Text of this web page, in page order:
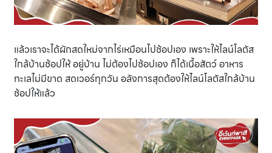
แล้วเราจะได้ผักสดใหม่จากไร่เหมือนไปช้อปเอง เพราะให้ไลน์โลตัส
ใกล้บ้านช้อปให้ อยู่บ้าน ไม่ต้องไปช้อปเอง ก็ได้เนื้อสัตว์ อาหาร
ทะเลไม่มีขาด สดเวอร์ทุกวัน อลังการสุดต้องให้ไลน์โลตัสใกล้บ้าน
ช้อปให้แล้ว